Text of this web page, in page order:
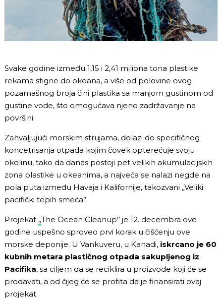
Svake godine između 1,15 i 2,41 miliona tona plastike
rekama stigne do okeana, a više od polovine ovog
pozamašnog broja čini plastika sa manjom gustinom od
gustine vode, što omogućava njeno zadržavanje na
površini.
Zahvaljujući morskim strujama, dolazi do specifičnog
koncetrisanja otpada kojim čovek opterećuje svoju
okolinu, tako da danas postoji pet velikih akumulacijskih
zona plastike u okeanima, a najveća se nalazi negde na
pola puta između Havaja i Kalifornije, takozvani „Veliki
pacifički tepih smeća’’.
Projekat „The Ocean Cleanup’’ je 12. decembra ove
godine uspešno sproveo prvi korak u čišćenju ove
morske deponije. U Vankuveru, u Kanadi, iskrcano je 60
kubnih metara plastičnog otpada sakupljenog iz
Pacifika, sa ciljem da se reciklira u proizvode koji će se
prodavati, a od čijeg će se profita dalje finansirati ovaj
projekat.